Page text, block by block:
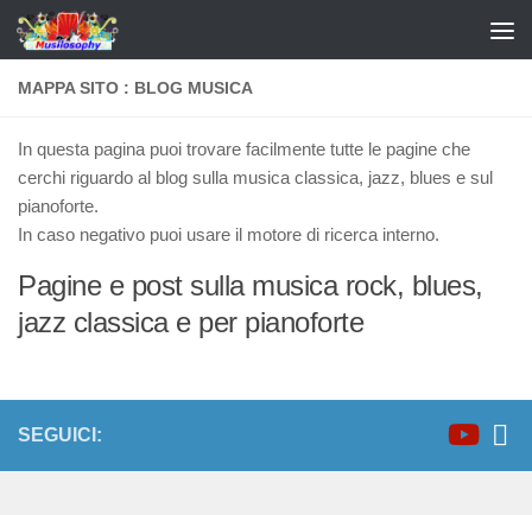
MAPPA SITO : BLOG MUSICA
In questa pagina puoi trovare facilmente tutte le pagine che
cerchi riguardo al blog sulla musica classica, jazz, blues e sul
pianoforte.
In caso negativo puoi usare il motore di ricerca interno.
Pagine e post sulla musica rock, blues,
jazz classica e per pianoforte
SEGUICI: